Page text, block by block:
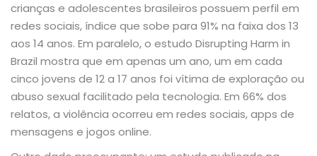
crianças e adolescentes brasileiros possuem perfil em
redes sociais, índice que sobe para 91% na faixa dos 13
aos 14 anos. Em paralelo, o estudo Disrupting Harm in
Brazil mostra que em apenas um ano, um em cada
cinco jovens de 12 a 17 anos foi vítima de exploração ou
abuso sexual facilitado pela tecnologia. Em 66% dos
relatos, a violência ocorreu em redes sociais, apps de
mensagens e jogos online.